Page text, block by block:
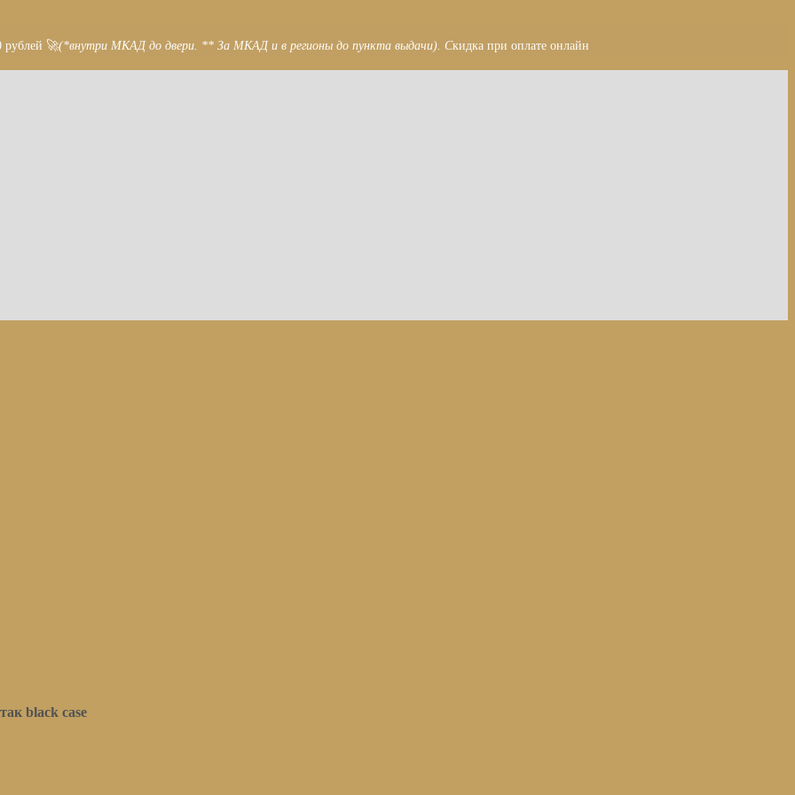
рублей 🚀(*внутри МКАД до двери. ** За МКАД и в регионы до пункта выдачи). Скидка при оплате онлайн
black case